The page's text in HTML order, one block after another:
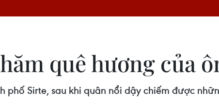
quê hương của
phố Sirte, sau khi quân nổi dậy chiếm được